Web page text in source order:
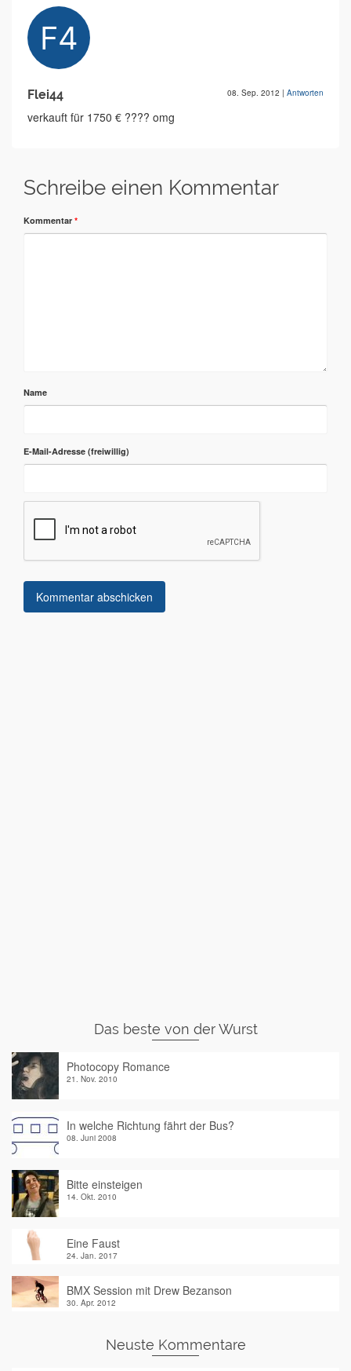
Flei44 08. Sep. 2012 | Antworten
verkauft für 1750 € ???? omg
Schreibe einen Kommentar
Kommentar *
Name
E-Mail-Adresse
Das beste von der Wurst
Photocopy Romance
21. Nov. 2010
In welche Richtung fährt der Bus?
08. Juni 2008
Bitte einsteigen
14. Okt. 2010
Eine Faust
24. Jan. 2017
BMX Session mit Drew Bezanson
30. Apr. 2012
Neuste Kommentare